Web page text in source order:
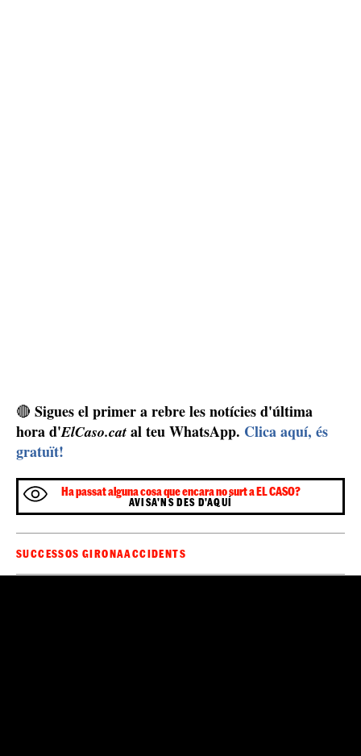
🔴 Sigues el primer a rebre les notícies d'última
hora d'ElCaso.cat al teu WhatsApp. Clica aquí, és
gratuït!
Ha passat alguna cosa que encara no surt a EL CASO?
AVISA'NS DES D'AQUÍ
SUCCESSOS GIRONAACCIDENTS